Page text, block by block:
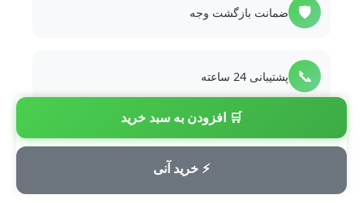
🛒 افزودن به سبد خرید
⚡ خرید آنی
🛡️ ضمانت بازگشت وجه
📞 پشتیبانی 24 ساعته
💳 پرداخت امن